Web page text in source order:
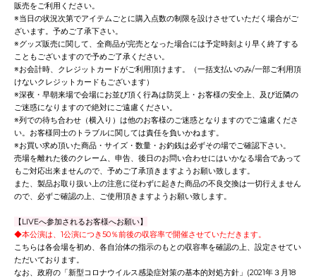
販売をご利用ください。
※当日の状況次第でアイテムごとに購入点数の制限を設けさせていただく場合がご
ざいます。予めご了承下さい。
※グッズ販売に関して、全商品が完売となった場合には予定時刻より早く終了する
こともございますので予めご了承ください。
※お会計時、クレジットカードがご利用頂けます。（一括支払いのみ/一部ご利用頂
けないクレジットカードもございます）
※深夜・早朝来場で会場にお並び頂く行為は防災上・お客様の安全上、及び近隣の
ご迷惑になりますので絶対にご遠慮ください。
※列での待ち合わせ（横入り）は他のお客様のご迷惑となりますのでご遠慮くださ
い。お客様同士のトラブルに関しては責任を負いかねます。
※お買い求め頂いた商品・サイズ・数量・お釣銭は必ずその場でご確認下さい。
売場を離れた後のクレーム、申告、後日のお問い合わせにはいかなる場合であって
もご対応出来ませんので、予めご了承頂きますようお願い致します。
また、製品お取り扱い上の注意に従わずに起きた商品の不良交換は一切行えません
ので、必ずご確認の上、ご使用頂きますようお願い致します。
【LIVEへ参加されるお客様へお願い】
◆本公演は、1公演につき50％前後の収容率で開催させていただきます。
こちらは各会場を初め、各自治体の指示のもとの収容率を確認の上、設定させてい
ただいております。
なお、政府の「新型コロナウイルス感染症対策の基本的対処方針」(2021年３月18